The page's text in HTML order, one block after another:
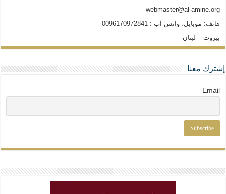
webmaster@al-amine.org
هاتف: موبايل، واتس آب : 0096170972841
بيروت – لبنان
إشترك معنا
Email